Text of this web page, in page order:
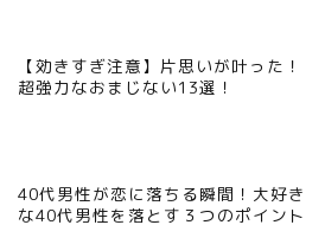
【効きすぎ注意】片思いが叶った！
超強力なおまじない13選！
40代男性が恋に落ちる瞬間！大好き
な40代男性を落とす３つのポイント